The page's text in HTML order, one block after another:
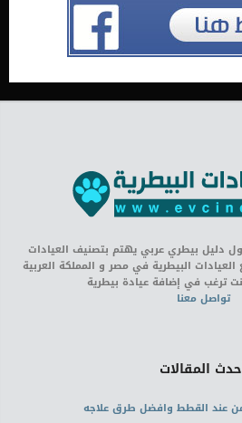
دليل بيطري عربي يهتم بتصنيف العيادات
البيطرية في مصر و المملكة العربية
ترغب في إضافة عيادة بيطرية
تواصل معنا
المقالات
عند القطط وافضل طرق علاجه